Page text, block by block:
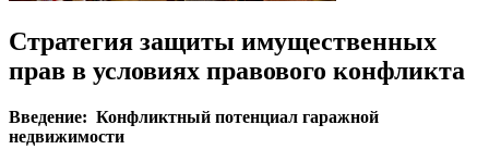
Стратегия защиты имущественных
прав в условиях правового конфликта
Введение: Конфликтный потенциал гаражной
недвижимости